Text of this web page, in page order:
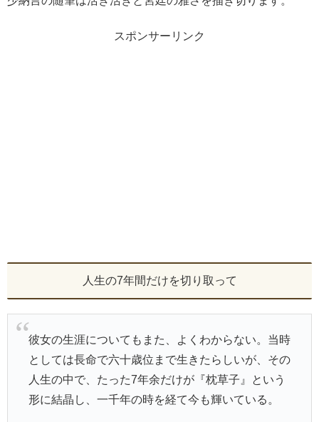
スポンサーリンク
人生の7年間だけを切り取って
彼女の生涯についてもまた、よくわからない。当時
としては長命で六十歳位まで生きたらしいが、その
人生の中で、たった7年余だけが『枕草子』という
形に結晶し、一千年の時を経て今も輝いている。